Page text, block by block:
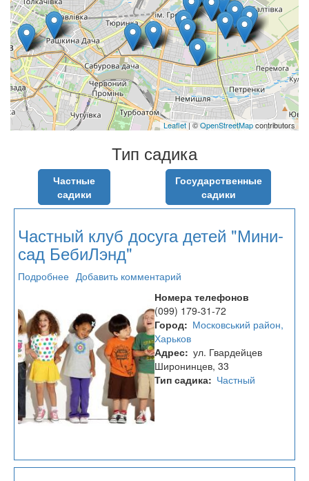
Leaflet| ©OpenStreetMapcontributors
Тип садика
Частные
садики
Государственные
садики
Частный клуб досуга детей "Мини-
сад БебиЛэнд"
Подробнее
досуга
детей
"Мини-
сад
БебиЛэнд"
Добавить комментарий
Номера телефонов
(099) 179-31-72
Город
Московський район,
Харьков
Адрес ул. Гвардейцев
Широнинцев, 33
Тип садика
Частный